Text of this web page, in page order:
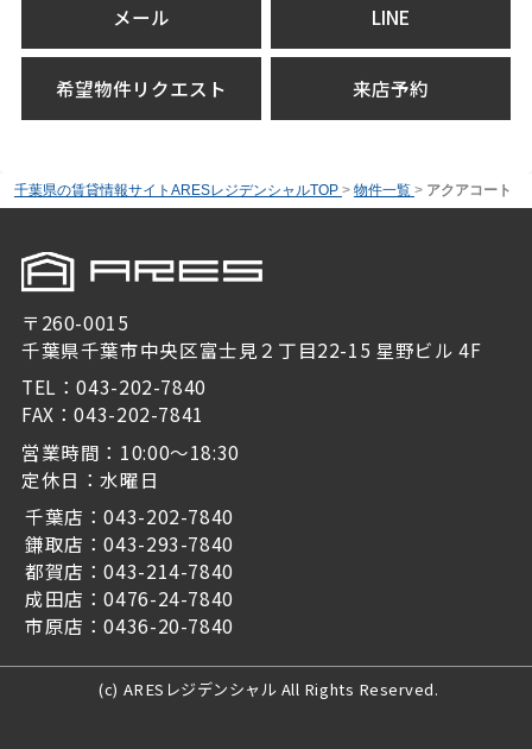
メール LINE
希望物件リクエスト 来店予約
千葉県の賃貸情報サイトARESレジデンシャルTOP > 物件一覧 > アクアコート
〒260-0015
千葉県千葉市中央区富士見２丁目22-15 星野ビル 4F
TEL：043-202-7840
FAX：043-202-7841
営業時間：10:00～18:30
定休日：水曜日
千葉店：043-202-7840
鎌取店：043-293-7840
都賀店：043-214-7840
成田店：0476-24-7840
市原店：0436-20-7840
(c) ARESレジデンシャル All Rights Reserved.